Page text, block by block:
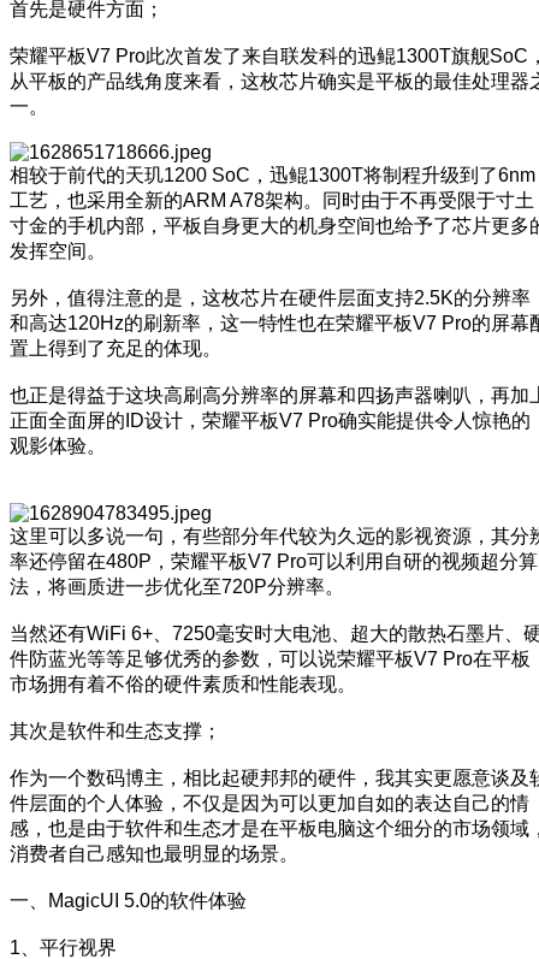
首先是硬件方面；
荣耀平板V7 Pro此次首发了来自联发科的迅鲲1300T旗舰SoC
从平板的产品线角度来看，这枚芯片确实是平板的最佳处理器
一。
相较于前代的天玑1200 SoC，迅鲲1300T将制程升级到了6nm
工艺，也采用全新的ARM A78架构。同时由于不再受限于寸土
寸金的手机内部，平板自身更大的机身空间也给予了芯片更多
发挥空间。
另外，值得注意的是，这枚芯片在硬件层面支持2.5K的分辨率
和高达120Hz的刷新率，这一特性也在荣耀平板V7 Pro的屏幕
置上得到了充足的体现。
也正是得益于这块高刷高分辨率的屏幕和四扬声器喇叭，再加
正面全面屏的ID设计，荣耀平板V7 Pro确实能提供令人惊艳的
观影体验。
这里可以多说一句，有些部分年代较为久远的影视资源，其分
率还停留在480P，荣耀平板V7 Pro可以利用自研的视频超分算
法，将画质进一步优化至720P分辨率。
当然还有WiFi 6+、7250毫安时大电池、超大的散热石墨片、
件防蓝光等等足够优秀的参数，可以说荣耀平板V7 Pro在平板
市场拥有着不俗的硬件素质和性能表现。
其次是软件和生态支撑；
作为一个数码博主，相比起硬邦邦的硬件，我其实更愿意谈及
件层面的个人体验，不仅是因为可以更加自如的表达自己的情
感，也是由于软件和生态才是在平板电脑这个细分的市场领域
消费者自己感知也最明显的场景。
一、MagicUI 5.0的软件体验
1、平行视界